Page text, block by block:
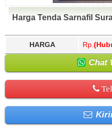
Harga Tenda Sarnafil
HARGA Rp.
Chat